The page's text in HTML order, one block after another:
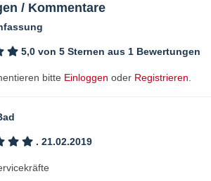
/ Kommentare
5,0 von 5 Sternen aus 1 Bewertungen
bitte Einloggen oder Registrieren.
. 21.02.2019